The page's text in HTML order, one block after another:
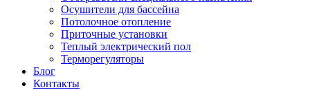
Осушители для бассейна
Потолочное отопление
Приточные установки
Теплый электрический пол
Терморегуляторы
Блог
Контакты